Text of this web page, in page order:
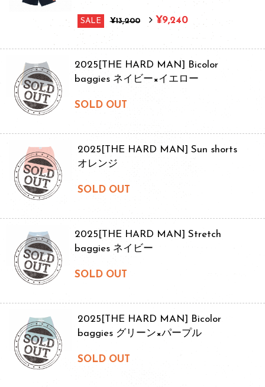
SALE ¥13,200 ¥9,240
2025[THE HARD MAN] Bicolor
baggies ネイビー×イエロー
SOLD OUT
2025[THE HARD MAN] Sun shorts
オレンジ
SOLD OUT
2025[THE HARD MAN] Stretch
baggies ネイビー
SOLD OUT
2025[THE HARD MAN] Bicolor
baggies グリーン×パープル
SOLD OUT